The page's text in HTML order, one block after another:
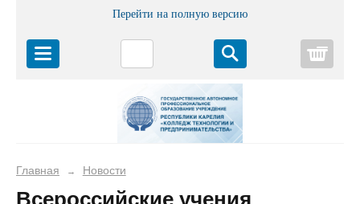
Перейти на полную версию
Главная → Новости
Всероссийские учения